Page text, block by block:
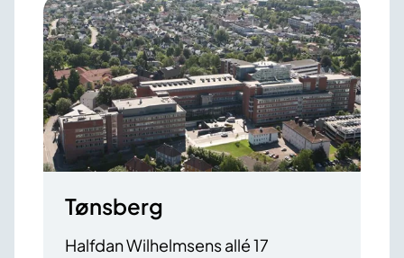
Tønsberg
Halfdan Wilhelmsens allé 17